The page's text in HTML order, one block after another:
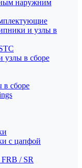
наружним
и узлы в
в сборе
в сборе
с цапфой
/ SR